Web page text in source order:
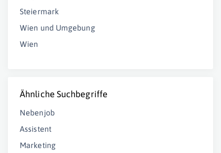
Steiermark
Wien und Umgebung
Wien
Ähnliche Suchbegriffe
Nebenjob
Assistent
Marketing